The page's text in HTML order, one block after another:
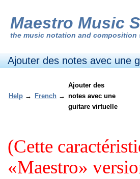
Maestro Music
the music notation and composition
Ajouter des notes avec une
Help → French →
Ajouter des
notes avec une
guitare virtuelle
(Cette
«Maestro»